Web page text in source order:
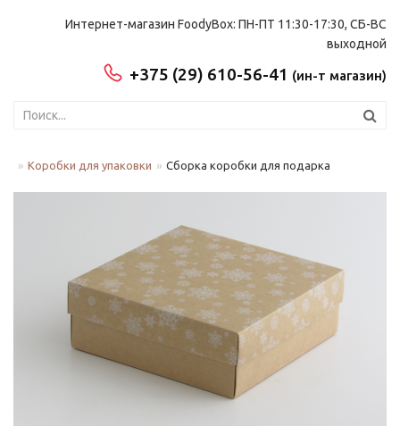
Интернет-магазин FoodyBox: ПН-ПТ 11:30-17:30, СБ-ВС
выходной
+375 (29) 610-56-41 (ин-т магазин)
Коробки для упаковки Сборка коробки для подарка